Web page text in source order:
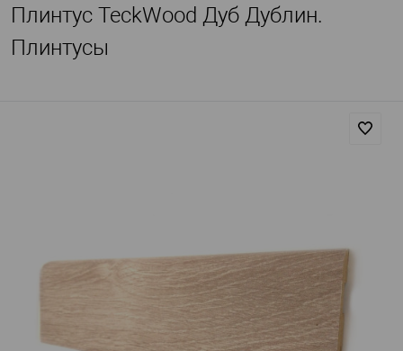
Плинтус TeckWood Дуб Дублин.
Плинтусы